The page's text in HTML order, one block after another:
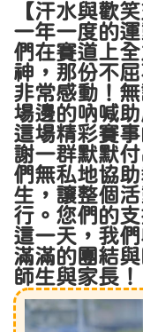
【汗水與歡
一年一度的
們在賽道上
神，那份不
非常感動！
場邊的吶喊
這場精彩賽
謝一群默默
們無私地協
生，讓整個
行。您們的
這一天，我
滿滿的團結
師生與家長！